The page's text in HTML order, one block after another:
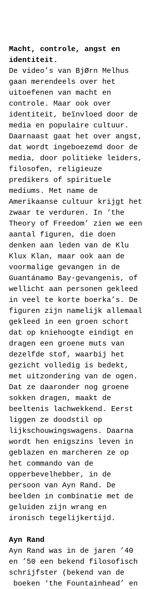
Macht, controle, angst en
identiteit.
De video’s van BjØrn Melhus
gaan merendeels over het
uitoefenen van macht en
controle. Maar ook over
identiteit, beïnvloed door de
media en populaire cultuur.
Daarnaast gaat het over angst,
dat wordt ingeboezemd door de
media, door politieke leiders,
filosofen, religieuze
predikers of spirituele
mediums. Met name de
Amerikaanse cultuur krijgt het
zwaar te verduren. In ‘the
Theory of Freedom’ zien we een
aantal figuren, die doen
denken aan leden van de Klu
Klux Klan, maar ook aan de
voormalige gevangen in de
Guantánamo Bay-gevangenis, of
wellicht aan personen gekleed
in veel te korte boerka’s. De
figuren zijn namelijk allemaal
gekleed in een groen schort
dat op kniehoogte eindigt en
dragen een groene muts van
dezelfde stof, waarbij het
gezicht volledig is bedekt,
met uitzondering van de ogen.
Dat ze daaronder nog groene
sokken dragen, maakt de
beeltenis lachwekkend. Eerst
liggen ze doodstil op
lijkschouwingswagens. Daarna
wordt hen enigszins leven in
geblazen en marcheren ze op
het commando van de
opperbevelhebber, in de
persoon van Ayn Rand. De
beelden in combinatie met de
geluiden zijn wrang en
ironisch tegelijkertijd.
Ayn Rand
Ayn Rand was in de jaren ’40
en ’50 een bekend filosofisch
schrijfster (bekend van de
boeken ‘the Fountainhead’ en